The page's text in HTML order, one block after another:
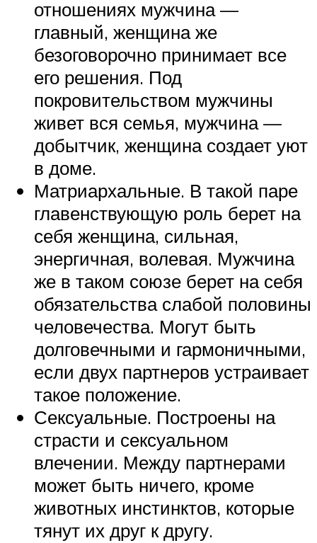
отношениях мужчина —
главный, женщина же
безоговорочно принимает все
его решения. Под
покровительством мужчины
живет вся семья, мужчина —
добытчик, женщина создает уют
в доме.
Матриархальные. В такой паре
главенствующую роль берет на
себя женщина, сильная,
энергичная, волевая. Мужчина
же в таком союзе берет на себя
обязательства слабой половины
человечества. Могут быть
долговечными и гармоничными,
если двух партнеров устраивает
такое положение.
Сексуальные. Построены на
страсти и сексуальном
влечении. Между партнерами
может быть ничего, кроме
животных инстинктов, которые
тянут их друг к другу.